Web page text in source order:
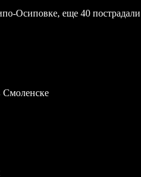
Осиповке, еще 40 пострадали
Смоленске